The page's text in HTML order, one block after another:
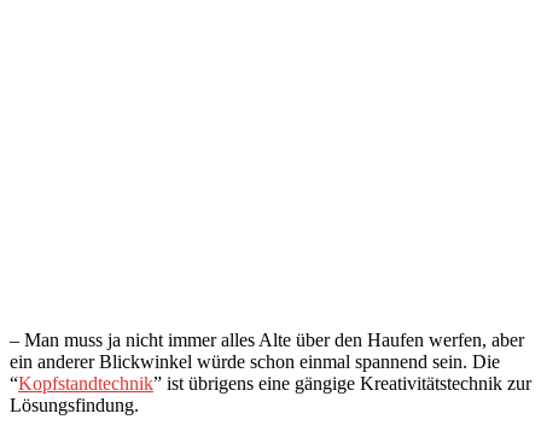
– Man muss ja nicht immer alles Alte über den Haufen werfen, aber
ein anderer Blickwinkel würde schon einmal spannend sein. Die
“Kopfstandtechnik” ist übrigens eine gängige Kreativitätstechnik zur
Lösungsfindung.